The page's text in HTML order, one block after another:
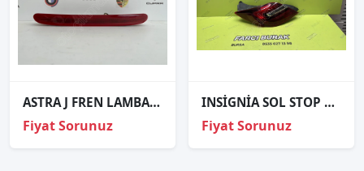
ASTRA J FREN LAMBASI 3.STOP ORJİNAL 13372164
Fiyat Sorunuz
INSİGNİA SOL STOP ORJİNAL
Fiyat Sorunuz